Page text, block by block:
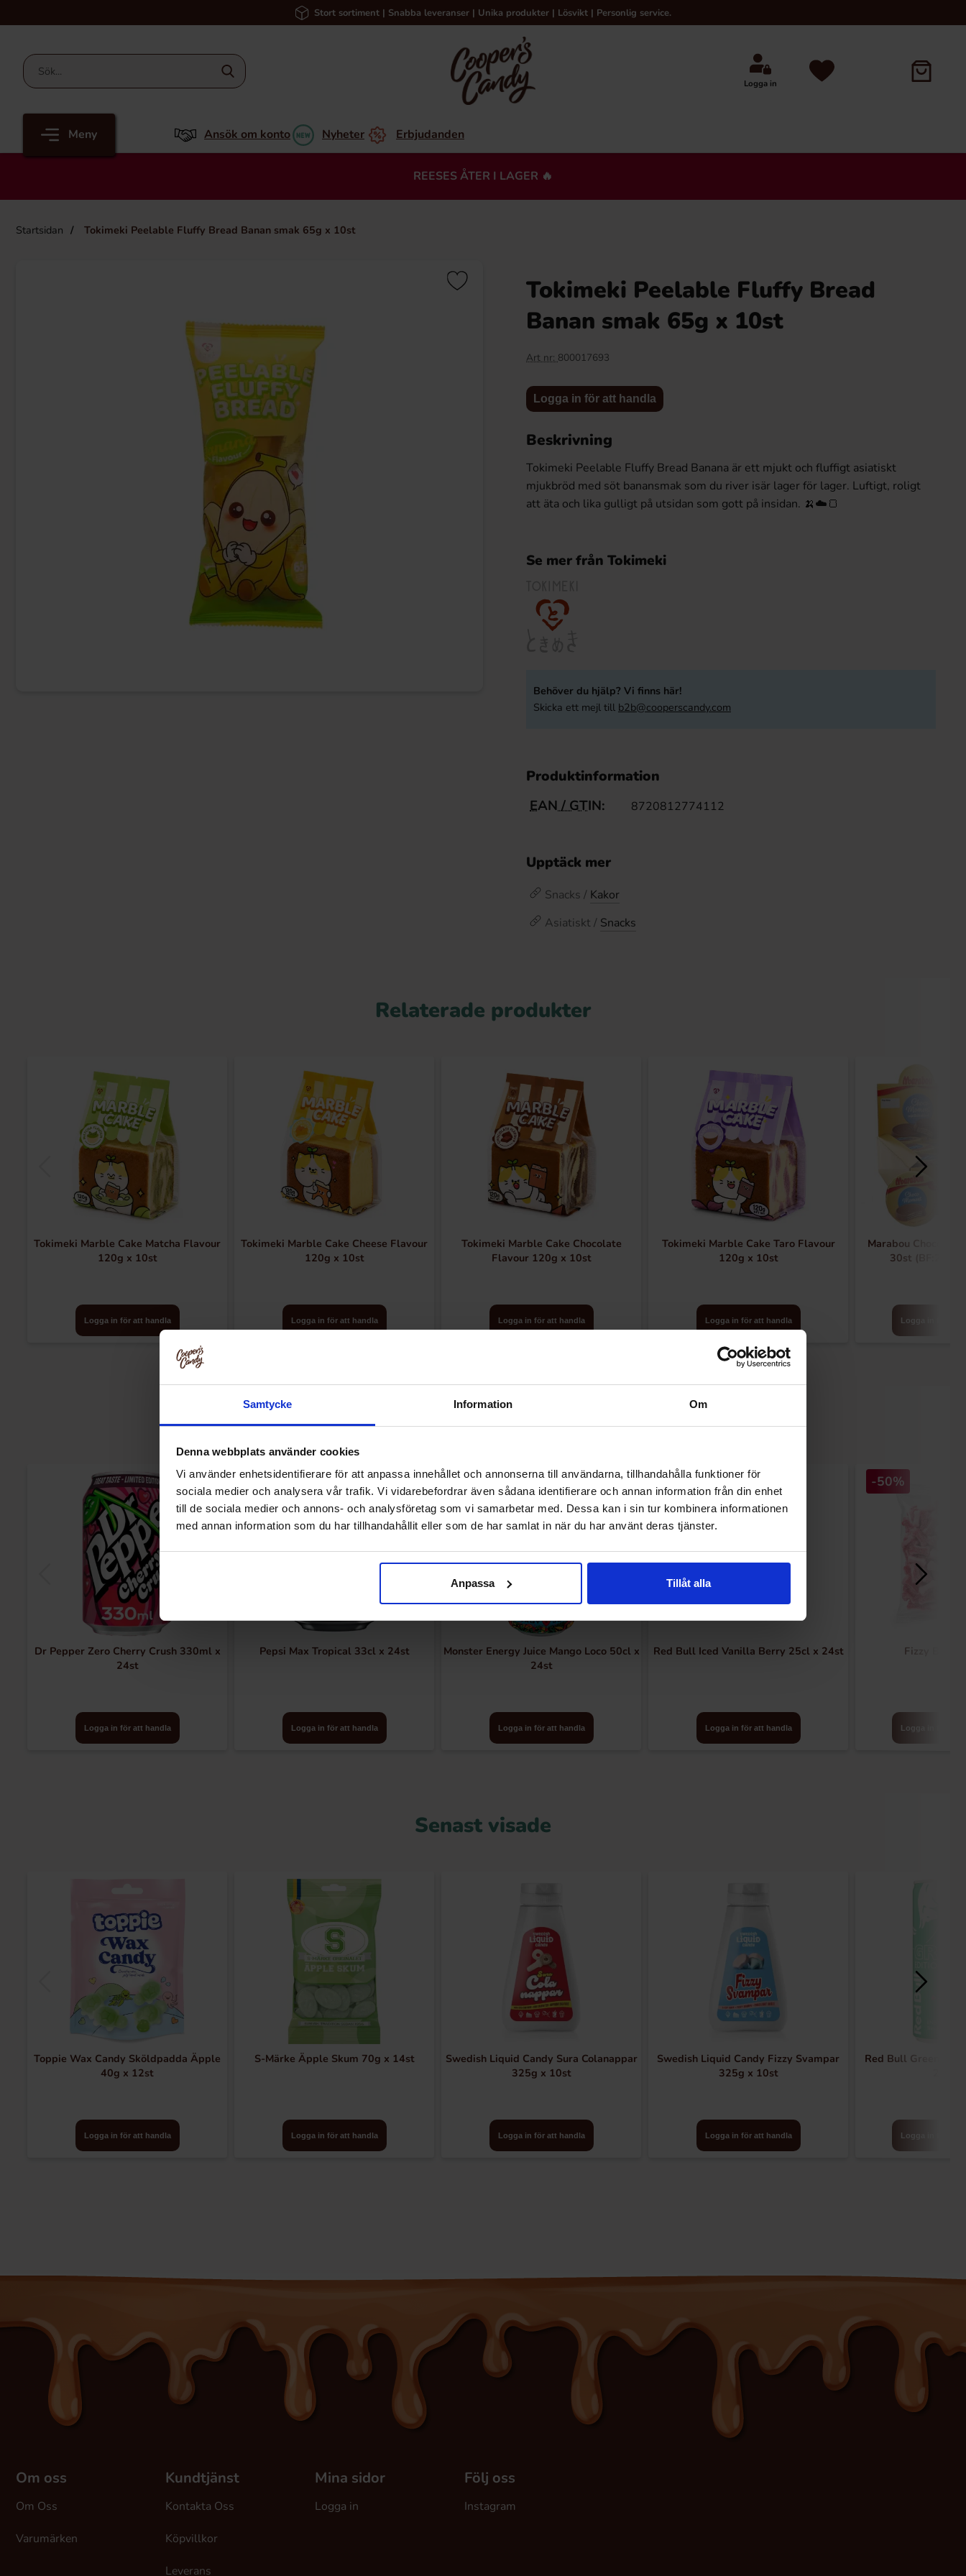
Samtycke Information Om
Denna webbplats använder cookies
Vi använder enhetsidentifierare för att anpassa innehållet och annonserna till användarna, tillhandahålla funktioner för
sociala medier och analysera vår trafik. Vi vidarebefordrar även sådana identifierare och annan information från din enhet
till de sociala medier och annons- och analysföretag som vi samarbetar med. Dessa kan i sin tur kombinera informationen
med annan information som du har tillhandahållit eller som de har samlat in när du har använt deras tjänster.
Anpassa Tillåt alla
Stort sortiment | Snabba leveranser | Unika produkter | Lösvikt | Personlig service.
Logga in
Meny Ansök om konto Nyheter Erbjudanden
REESES ÅTER I LAGER 🔥
Startsidan Tokimeki Peelable Fluffy Bread Banan smak 65g x 10st
Du kanske också gillar…
Swedish Liquid Candy Geléhallon 325g
Logga in för att handla
Matthijs Sura Ananasringar 800g
Köp
104.90 kr
Logga in för att handla
Tokimeki Peelable Fluffy Bread
Banan smak 65g x 10st
Art nr: 800017693
Logga in för att handla
Beskrivning
Tokimeki Peelable Fluffy Bread Banana är ett mjukt och fluffigt asiatiskt
mjukbröd med söt banansmak som du river isär lager för lager. Luftigt, roligt
att äta och lika gulligt på utsidan som gott på insidan. 🍌☁️🍞
Se mer från Tokimeki
Behöver du hjälp? Vi finns här!
Skicka ett mejl till b2b@cooperscandy.com
Produktinformation
EAN / GTIN:
8720812774112
Upptäck mer
Snacks / Kakor
Asiatiskt / Snacks
Relaterade produkter
Tokimeki Marble Cake Matcha Flavour
120g x 10st
Logga in för att handla
Tokimeki Marble Cake Cheese Flavour
120g x 10st
Logga in för att handla
Tokimeki Marble Cake Chocolate
Flavour 120g x 10st
Logga in för att handla
Tokimeki Marble Cake Taro Flavour
120g x 10st
Logga in för att handla
Marabou Choco
30st
Logga in för att
Andra gillade
Dr Pepper Zero Cherry Crush 330ml x
24st
Logga in för att handla
Pepsi Max Tropical 33cl x 24st
Logga in för att handla
Monster Energy Juice Mango Loco 50cl x
24st
Logga in för att handla
-13%
Red Bull Iced Vanilla Berry 25cl x 24st
Logga in för att handla
-50%
Fizzy Bones
Logga in för att
Senast visade
Toppie Wax Candy Sköldpadda Äpple
40g x 12st
Logga in för att handla
S-Märke Äpple Skum 70g x 14st
Logga in för att handla
Swedish Liquid Candy Sura Colanappar
325g x 10st
Logga in för att handla
Swedish Liquid Candy Fizzy Svampar
325g x 10st
Logga in för att handla
Red Bull Green
Logga in för att
Om oss
Om Oss
Varumärken
Kundtjänst
Kontakta Oss
Köpvillkor
Leverans
Mina sidor
Logga in
Följ oss
Instagram